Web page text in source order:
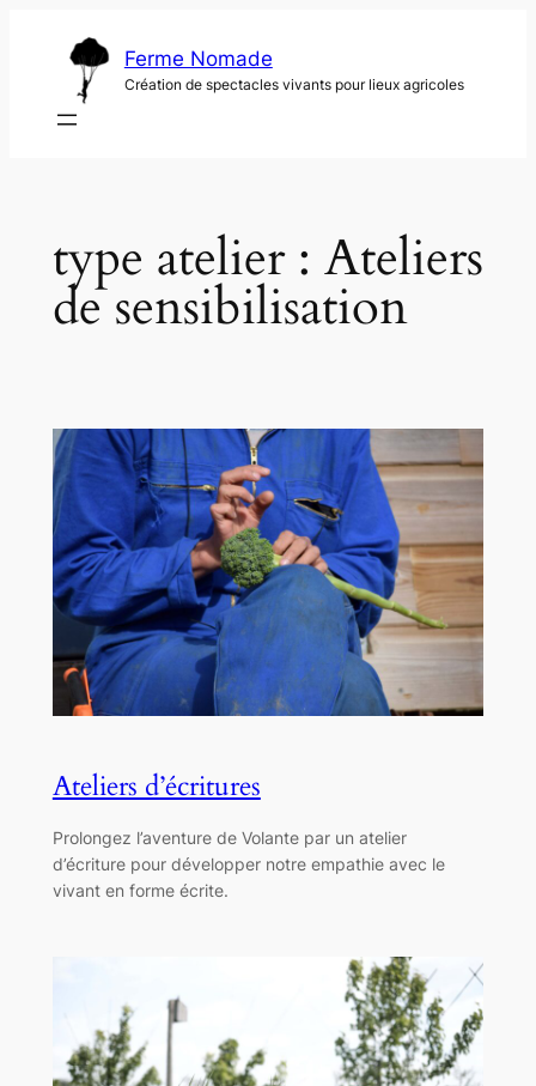
contenu
Ferme Nomade
Création de spectacles vivants pour lieux agricoles
type atelier : Ateliers
de sensibilisation
Ateliers d’écritures
Prolongez l’aventure de Volante par un atelier
d’écriture pour développer notre empathie avec le
vivant en forme écrite.